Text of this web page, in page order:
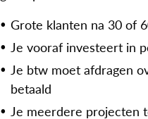
Grote klanten na 30 of
Je vooraf investeert in
Je btw moet afdragen
betaald
Je meerdere projecten